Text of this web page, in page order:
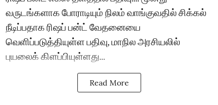
வருடங்களாக போராடியும் நிலம் வாங்குவதில் சிக்கல்
நீடிப்பதாக ரிஷப் பன்ட் வேதனையை
வெளிப்படுத்தியுள்ள பதிவு, மாநில அரசியலில்
புயலைக் கிளப்பியுள்ளது...
Read More